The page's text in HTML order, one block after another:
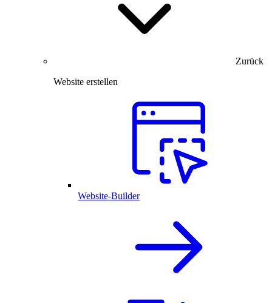
Zurück
Website erstellen
Website-Builder